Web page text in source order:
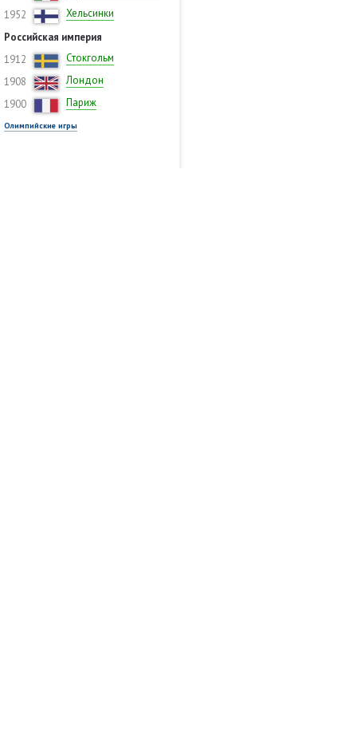
1952
Хельсинки
Российская империя
1912
Стокгольм
1908
Лондон
1900
Париж
Олимпийские игры